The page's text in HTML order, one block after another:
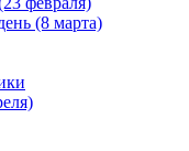
(8 марта)